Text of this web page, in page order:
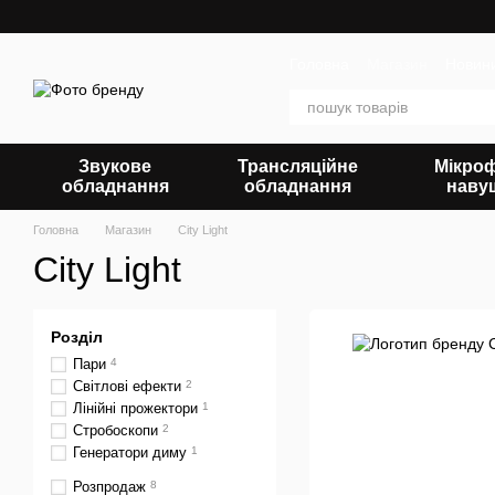
Звукове
обладнання
Трансляційне
обладнання
Головна Магазин City Light
City Light
Розділ
Пари 4
Світлові ефекти 2
Лінійні прожектори 1
Стробоскопи 2
Генератори диму 1
Розпродаж 8